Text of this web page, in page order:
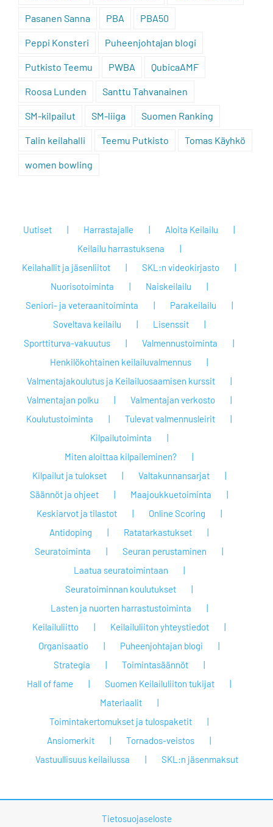
Pasanen Sanna PBA PBA50
Peppi Konsteri Puheenjohtajan blogi
Putkisto Teemu PWBA QubicaAMF
Roosa Lunden Santtu Tahvanainen
SM-kilpailut SM-liiga Suomen Ranking
Talin keilahalli Teemu Putkisto Tomas Käyhkö
women bowling
Uutiset Harrastajalle
Aloita Keilailu
Keilailu harrastuksena
Keilahallit ja jäsenliitot
SKL:n videokirjasto
Nuorisotoiminta
Naiskeilailu
Seniori- ja veteraanitoiminta
Parakeilailu
Soveltava keilailu
Lisenssit
Sporttiturva-vakuutus
Valmennustoiminta
Henkilökohtainen keilailuvalmennus
Valmentajakoulutus ja Keilailuosaamisen kurssit
Valmentajan polku
Valmentajan verkosto
Koulutustoiminta
Tulevat valmennusleirit
Kilpailutoiminta
Miten aloittaa kilpaileminen?
Kilpailut ja tulokset
Valtakunnansarjat
Säännöt ja ohjeet
Maajoukkuetoiminta
Keskiarvot ja tilastot
Online Scoring
Antidoping
Ratatarkastukset
Seuratoiminta
Seuran perustaminen
Laatua seuratoimintaan
Seuratoiminnan koulutukset
Lasten ja nuorten harrastustoiminta
Keilailuliitto
Keilailuliiton yhteystiedot
Organisaatio
Puheenjohtajan blogi
Strategia
Toimintasäännöt
Hall of fame
Suomen Keilailuliiton tukijat
Materiaalit
Toimintakertomukset ja tulospaketit
Ansiomerkit
Tornados-veistos
Vastuullisuus keilailussa
SKL:n jäsenmaksut
Tietosuojaseloste